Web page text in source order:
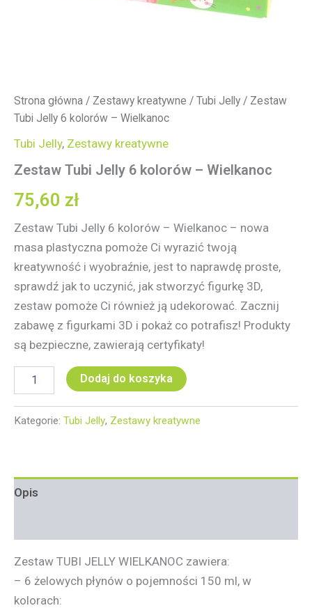
Strona główna / Zestawy kreatywne / Tubi Jelly / Zestaw
Tubi Jelly 6 kolorów – Wielkanoc
Tubi Jelly, Zestawy kreatywne
Zestaw Tubi Jelly 6 kolorów – Wielkanoc
75,60 zł
Zestaw Tubi Jelly 6 kolorów – Wielkanoc – nowa
masa plastyczna pomoże Ci wyrazić twoją
kreatywność i wyobraźnie, jest to naprawdę proste,
sprawdź jak to uczynić, jak stworzyć figurkę 3D,
zestaw pomoże Ci również ją udekorować. Zacznij
zabawę z figurkami 3D i pokaż co potrafisz! Produkty
są bezpieczne, zawierają certyfikaty!
Dodaj do koszyka
Kategorie: Tubi Jelly, Zestawy kreatywne
Opis
Zestaw TUBI JELLY WIELKANOC zawiera:
– 6 żelowych płynów o pojemności 150 ml, w
kolorach: